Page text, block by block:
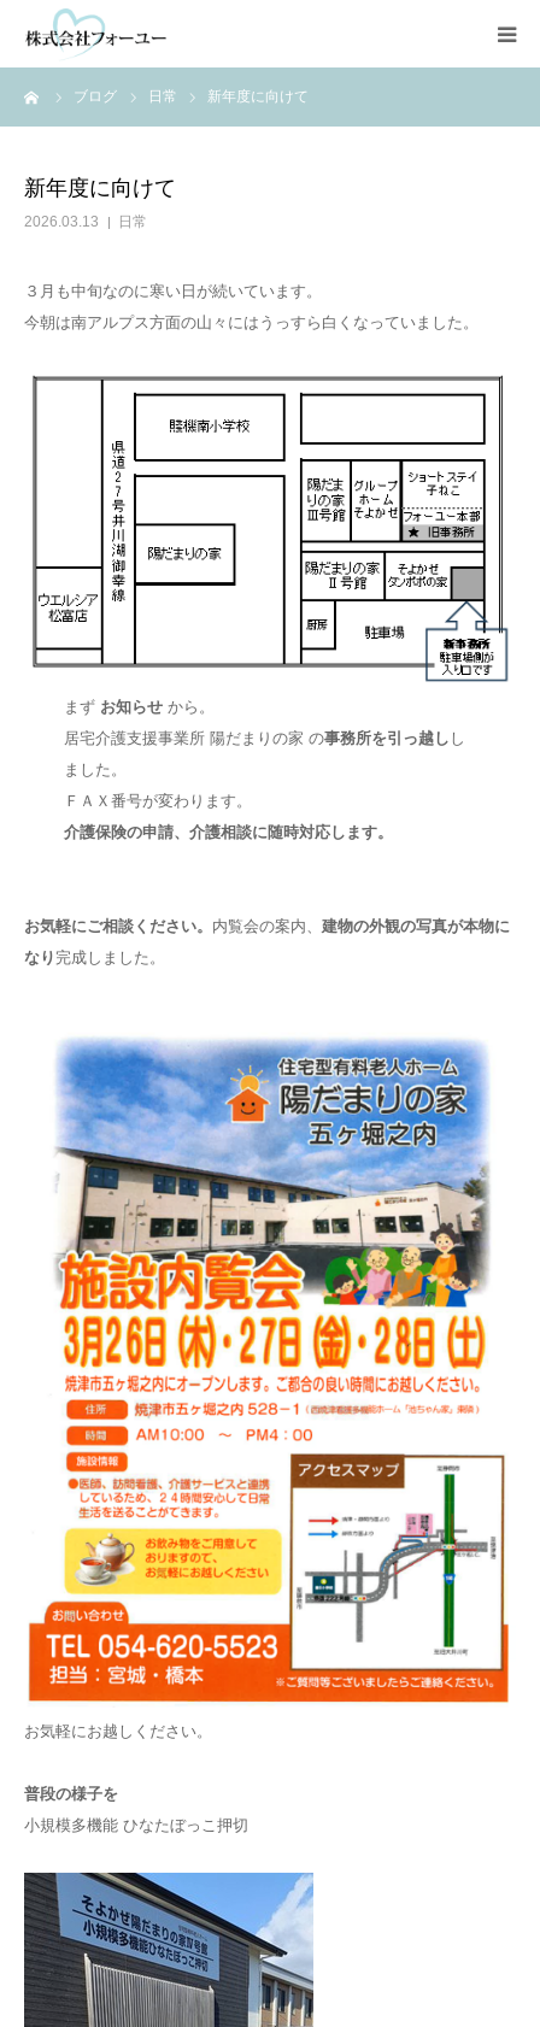
ブログ 日常 新年度に向けて
新年度に向けて
2026.03.13 日常
３月も中旬なのに寒い日が続いています。
今朝は南アルプス方面の山々にはうっすら白くなっていました。
まず お知らせから。
居宅介護支援事業所 陽だまりの家 の事務所を引っ越し し
ました。
ＦＡＸ番号が変わります。
介護保険の申請、介護相談に随時対応します。
お気軽にご相談ください。 内覧会の案内、 建物の外観の写真が本物に
なり 完成しました。
お気軽にお越しください。
普段の様子を
小規模多機能 ひなたぼっこ押切
HOME
NPO法人